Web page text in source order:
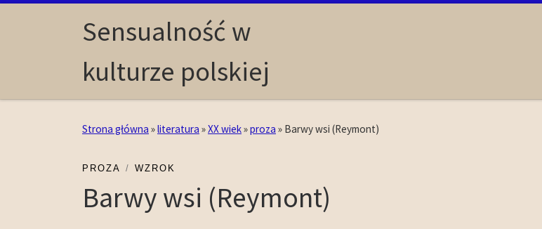
Skip to contentSensualność w
kulturze polskiej
Strona główna »literatura »XX wiek»proza » Barwy wsi (Reymont)
PROZA WZROK
Barwy wsi (Reymont)